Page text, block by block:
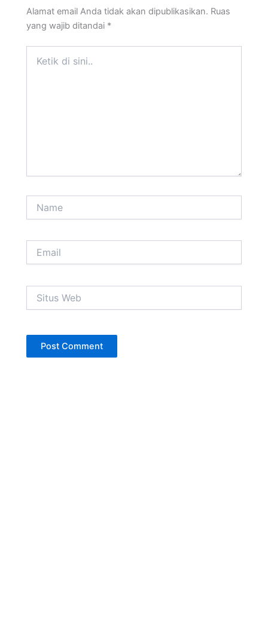
Alamat email Anda tidak akan dipublikasikan. Ruas
yang wajib ditandai *
Web